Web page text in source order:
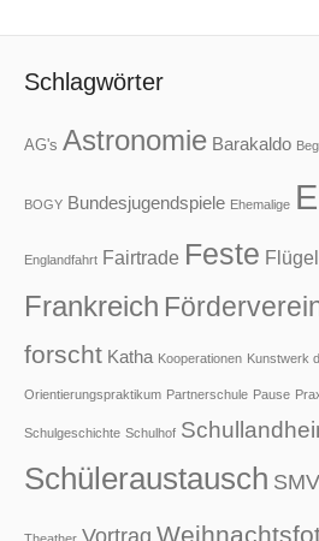
Schlagwörter
AG's Astronomie Barakaldo
BOGY Bundesjugendspiele Ehemalige
Englandfahrt Fairtrade Feste
Frankreich
forscht Katha Kooperationen Kunstwerk
Orientierungspraktikum Partnerschule Pause
Schulgeschichte Schulhof
Schüleraustausch SMV
Vortrag